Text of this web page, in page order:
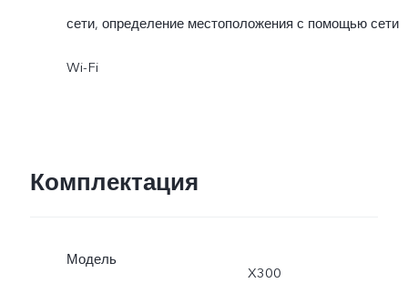
сети, определение местоположения с помощью сети
Wi-Fi
Комплектация
Модель
X300